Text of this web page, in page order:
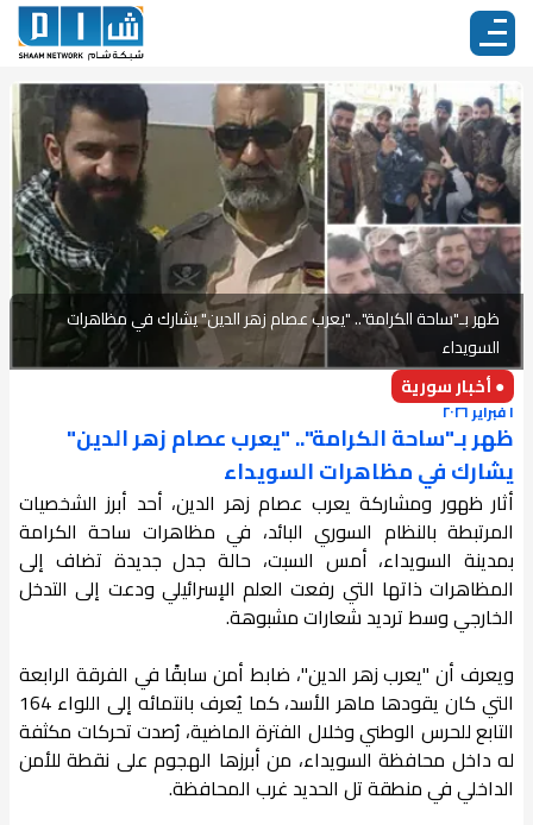
ظهر بـ"ساحة الكرامة".. "يعرب عصام زهر الدين" يشارك في مظاهرات
السويداء
● أخبار سورية
١ فبراير ٢٠٢٦
ظهر بـ"ساحة الكرامة".. "يعرب عصام زهر الدين"
يشارك في مظاهرات السويداء
أثار ظهور ومشاركة يعرب عصام زهر الدين، أحد أبرز الشخصيات
المرتبطة بالنظام السوري البائد، في مظاهرات ساحة الكرامة
بمدينة السويداء، أمس السبت، حالة جدل جديدة تضاف إلى
المظاهرات ذاتها التي رفعت العلم الإسرائيلي ودعت إلى التدخل
الخارجي وسط ترديد شعارات مشبوهة.
ويعرف أن "يعرب زهر الدين"، ضابط أمن سابقًا في الفرقة الرابعة
التي كان يقودها ماهر الأسد، كما يُعرف بانتمائه إلى اللواء 164
التابع للحرس الوطني وخلال الفترة الماضية، رُصدت تحركات مكثفة
له داخل محافظة السويداء، من أبرزها الهجوم على نقطة للأمن
الداخلي في منطقة تل الحديد غرب المحافظة.